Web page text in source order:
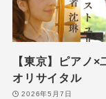
【東京】ピアノ×
オリサイタル
2026年5月7日